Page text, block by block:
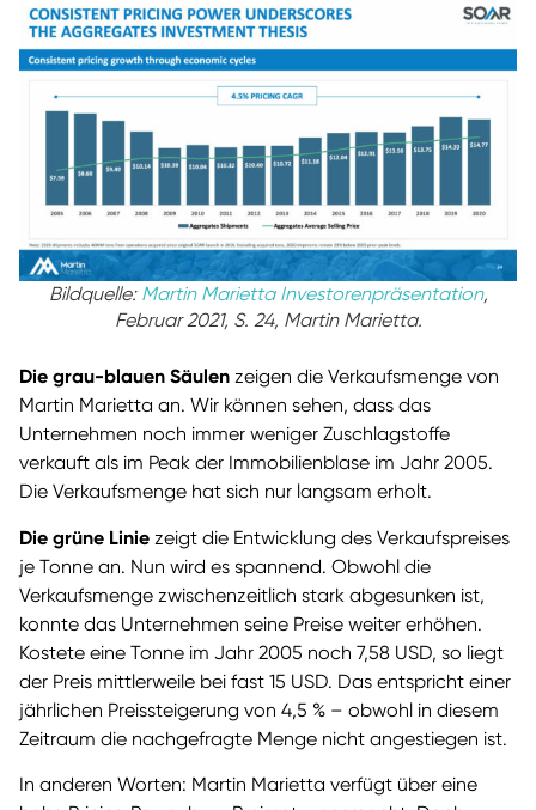
Bildquelle: Martin Marietta Investorenpräsentation,
Februar 2021, S. 24, Martin Marietta.
Die grau-blauen Säulen zeigen die Verkaufsmenge von
Martin Marietta an. Wir können sehen, dass das
Unternehmen noch immer weniger Zuschlagstoffe
verkauft als im Peak der Immobilienblase im Jahr 2005.
Die Verkaufsmenge hat sich nur langsam erholt.
Die grüne Linie zeigt die Entwicklung des Verkaufspreises
je Tonne an. Nun wird es spannend. Obwohl die
Verkaufsmenge zwischenzeitlich stark abgesunken ist,
konnte das Unternehmen seine Preise weiter erhöhen.
Kostete eine Tonne im Jahr 2005 noch 7,58 USD, so liegt
der Preis mittlerweile bei fast 15 USD. Das entspricht einer
jährlichen Preissteigerung von 4,5 % – obwohl in diesem
Zeitraum die nachgefragte Menge nicht angestiegen ist.
In anderen Worten: Martin Marietta verfügt über eine